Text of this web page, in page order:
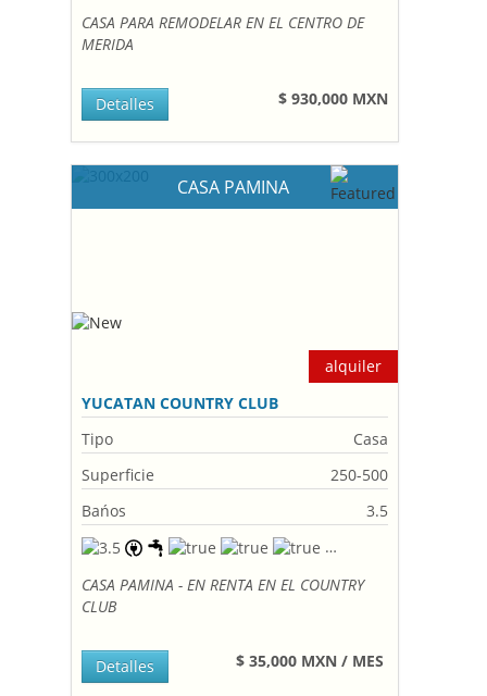
CASA PARA REMODELAR EN EL CENTRO DE
MERIDA
$ 930,000 MXN
Detalles
CASA PAMINA
alquiler
YUCATAN COUNTRY CLUB
Tipo
Casa
Superficie
250-500
Bańos
3.5
CASA PAMINA - EN RENTA EN EL COUNTRY
CLUB
$ 35,000 MXN / MES
Detalles